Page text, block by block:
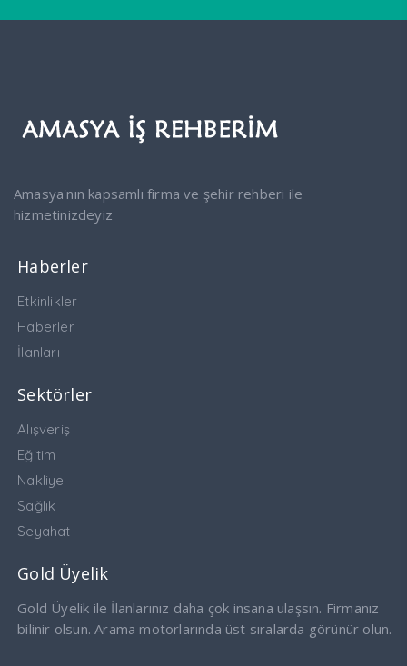
Amasya'nın kapsamlı firma ve şehir rehberi ile
hizmetinizdeyiz
Haberler
Etkinlikler
Haberler
İlanları
Sektörler
Alışveriş
Eğitim
Nakliye
Sağlık
Seyahat
Gold Üyelik
Gold Üyelik ile İlanlarınız daha çok insana ulaşsın. Firmanız
bilinir olsun. Arama motorlarında üst sıralarda görünür olun.